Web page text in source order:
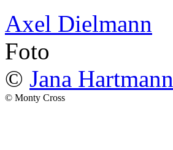
Axel Dielmann
Foto
© Jana Hartmann
© Monty Cross